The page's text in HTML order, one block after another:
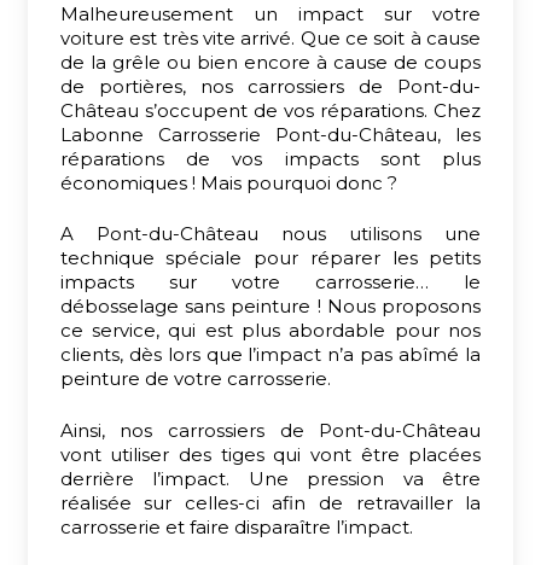
Malheureusement un impact sur votre
voiture est très vite arrivé. Que ce soit à cause
de la grêle ou bien encore à cause de coups
de portières, nos carrossiers de Pont-du-
Château s’occupent de vos réparations. Chez
Labonne Carrosserie Pont-du-Château, les
réparations de vos impacts sont plus
économiques ! Mais pourquoi donc ?
A Pont-du-Château nous utilisons une
technique spéciale pour réparer les petits
impacts sur votre carrosserie… le
débosselage sans peinture ! Nous proposons
ce service, qui est plus abordable pour nos
clients, dès lors que l’impact n’a pas abîmé la
peinture de votre carrosserie.
Ainsi, nos carrossiers de Pont-du-Château
vont utiliser des tiges qui vont être placées
derrière l’impact. Une pression va être
réalisée sur celles-ci afin de retravailler la
carrosserie et faire disparaître l’impact.